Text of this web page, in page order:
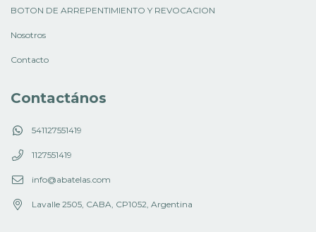
BOTON DE ARREPENTIMIENTO Y REVOCACION
Nosotros
Contacto
Contactános
541127551419
1127551419
info@abatelas.com
Lavalle 2505, CABA, CP1052, Argentina